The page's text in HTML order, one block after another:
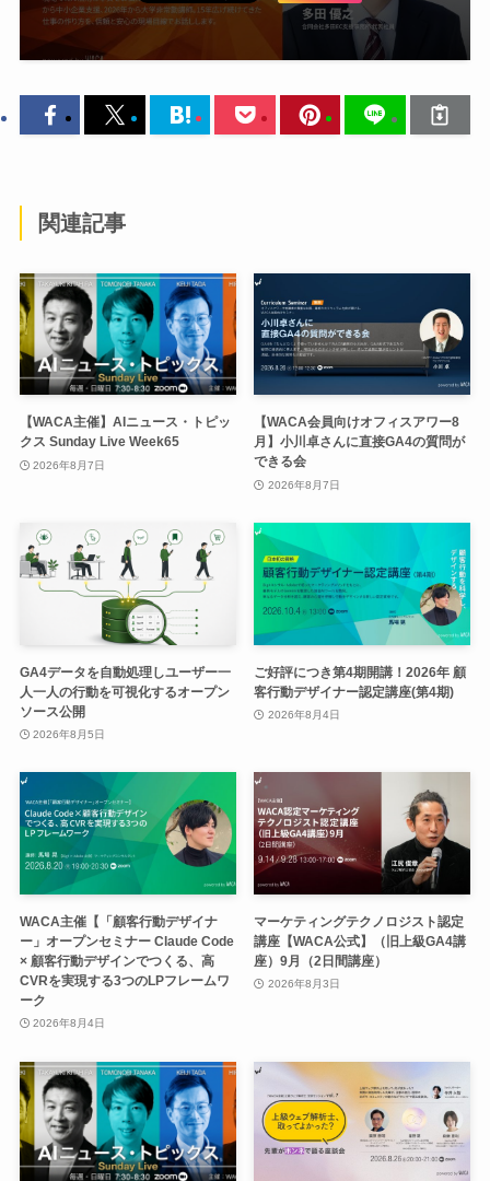
関連記事
【WACA主催】AIニュース・トピッ
クス Sunday Live Week65
2026年8月7日
【WACA会員向けオフィスアワー8
月】小川卓さんに直接GA4の質問が
できる会
2026年8月7日
GA4データを自動処理しユーザー一
人一人の行動を可視化するオープン
ソース公開
2026年8月5日
ご好評につき第4期開講！2026年 顧
客行動デザイナー認定講座(第4期)
2026年8月4日
WACA主催【「顧客行動デザイナ
ー」オープンセミナー Claude Code
× 顧客行動デザインでつくる、高
CVRを実現する3つのLPフレームワ
ーク
2026年8月4日
マーケティングテクノロジスト認定
講座【WACA公式】（旧上級GA4講
座）9月（2日間講座）
2026年8月3日